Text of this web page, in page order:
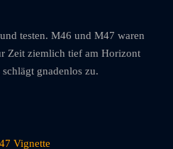
testen. M46 und M47 waren
Zeit ziemlich tief am Horizont
gnadenlos zu.